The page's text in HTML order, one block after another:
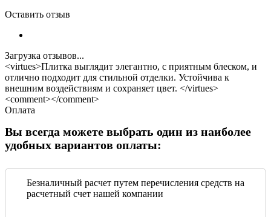
Оставить отзыв
Загрузка отзывов...
<virtues>Плитка выглядит элегантно, с приятным блеском, и
отлично подходит для стильной отделки. Устойчива к
внешним воздействиям и сохраняет цвет. </virtues>
<comment></comment>
Оплата
Вы всегда можете выбрать один из наиболее
удобных вариантов оплаты:
Безналичный расчет путем перечисления средств на
расчетный счет нашей компании